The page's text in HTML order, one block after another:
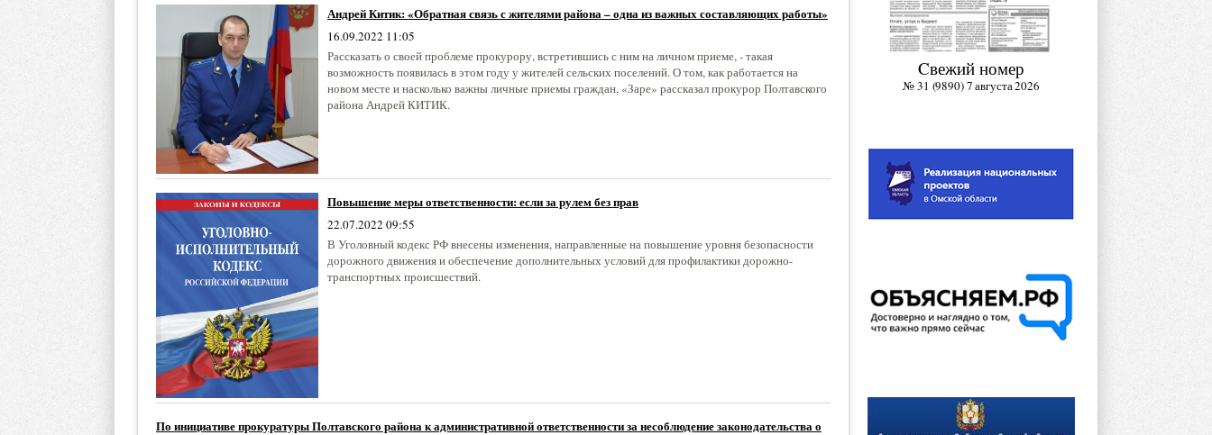
Андрей Китик: «Обратная связь с жителями района – одна из важных составляющих работы»
16.09.2022 11:05
Рассказать о своей проблеме прокурору, встретившись с ним на личном приеме, - такая
возможность появилась в этом году у жителей сельских поселений. О том, как работается на
новом месте и насколько важны личные приемы граждан, «Заре» рассказал прокурор Полтавского
района Андрей КИТИК.
Повышение меры ответственности: если за рулем без прав
22.07.2022 09:55
В Уголовный кодекс РФ внесены изменения, направленные на повышение уровня безопасности
дорожного движения и обеспечение дополнительных условий для профилактики дорожно-
транспортных происшествий.
По инициативе прокуратуры Полтавского района к административной ответственности за несоблюдение законодательства о
Cвежий номер
№ 31 (9890) 7 августа 2026